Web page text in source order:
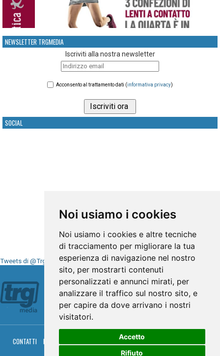
Noi usiamo i cookies
Noi usiamo i cookies e altre tecniche
di tracciamento per migliorare la tua
esperienza di navigazione nel nostro
sito, per mostrarti contenuti
personalizzati e annunci mirati, per
analizzare il traffico sul nostro sito, e
per capire da dove arrivano i nostri
visitatori.
Accetto
Rifiuto
NEWSLETTER TRGMEDIA
Iscriviti alla nostra newsletter
Acconsento al trattamento dati (informativa privacy)
SOCIAL
Tweets di @TrgMedia
Seguici su
CONTATTI PRIVACY PALINSESTO DIRETTA TV
RGM HITRADIO